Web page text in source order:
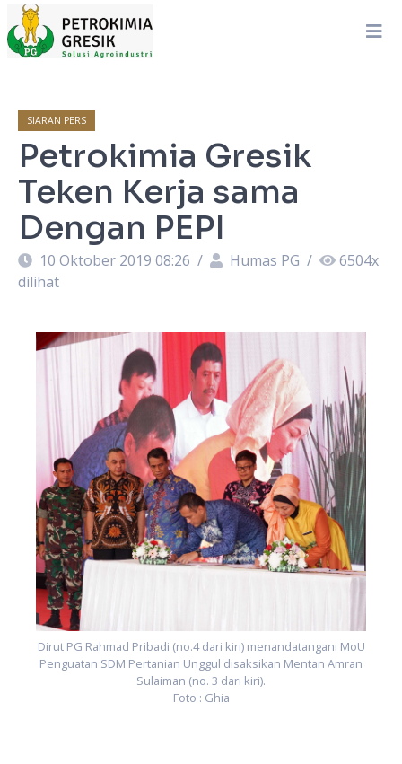
SIARAN PERS
Petrokimia Gresik
Teken Kerja sama
Dengan PEPI
10 Oktober 2019 08:26 / Humas PG / 6504x
dilihat
Dirut PG Rahmad Pribadi (no.4 dari kiri) menandatangani MoU
Penguatan SDM Pertanian Unggul disaksikan Mentan Amran
Sulaiman (no. 3 dari kiri).
Foto : Ghia